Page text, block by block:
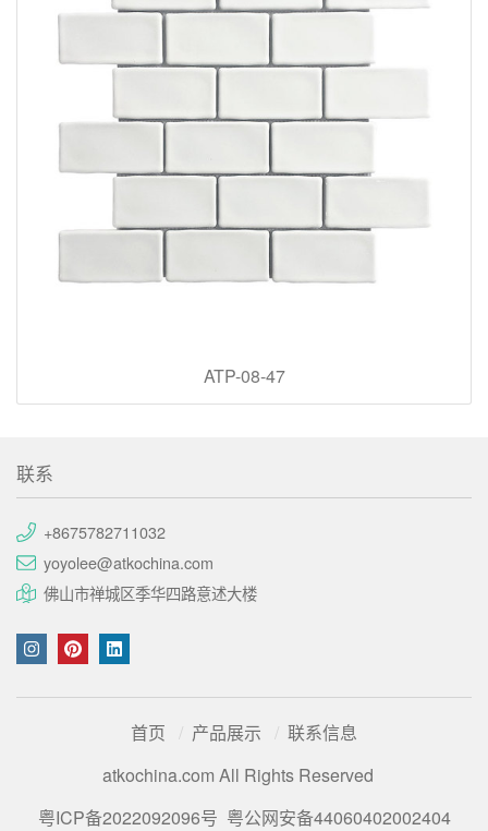
ATP-08-47
联系
+8675782711032
yoyolee@atkochina.com
佛山市禅城区季华四路意述大楼
首页 产品展示
联系信息
atkochina.com All Rights Reserved
粤ICP备2022092096号 粤公网安备44060402002404